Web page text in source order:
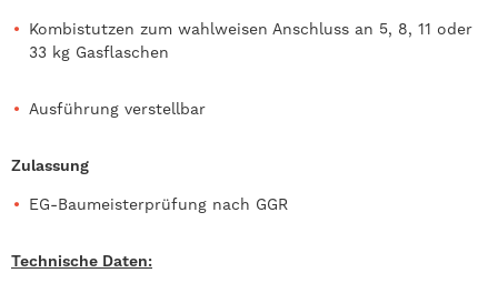
Kombistutzen zum wahlweisen Anschluss an 5, 8, 11 oder
33 kg Gasflaschen
Ausführung verstellbar
Zulassung
EG-Baumeisterprüfung nach GGR
Technische Daten: